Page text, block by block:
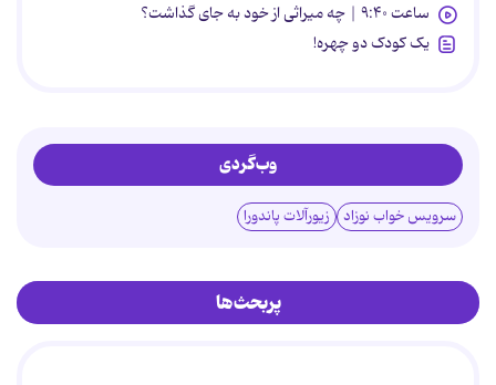
ساعت ۹:۴۰ | چه میراثی از خود به جای گذاشت؟
یک کودک دو چهره!
وب‌گردی
سرویس خواب نوزاد زیورآلات پاندورا
پربحث‌ها